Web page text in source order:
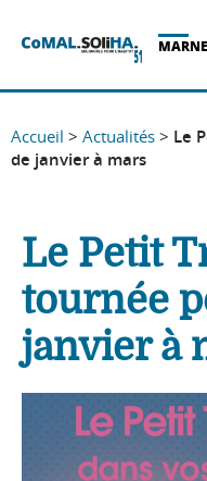
MARNE
Accueil > Actualités > Le
de janvier à mars
Le Petit
tournée
janvier à